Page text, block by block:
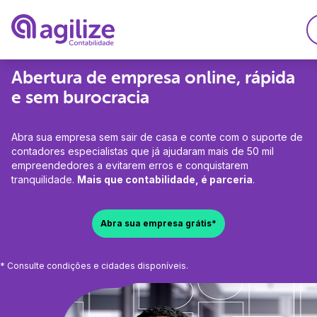
Serviços
Trocar de contador
Migrar de MEI para
Agilize
Agilize Unique
Desenvolvedores
Consultores
Advogados
Planos
Recursos
Calculdadora CLTxPJ
Consulta de CNAEs
Explore
Perguntas Frequentes
A Agilize é confiável
Faça parte do time
Abertura de empresa online, rápida
e sem burocracia
Abra sua empresa sem sair de casa e conte com o suporte de
contadores especialistas que já ajudaram mais de 50 mil
empreendedores a evitarem erros e conquistarem
tranquilidade. Mais que contabilidade, é parceria.
Abra sua empresa grátis*
* Consulte condições e cidades disponíveis.